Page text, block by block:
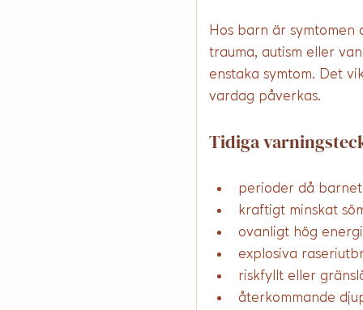
Hos barn är
trauma, autism eller
enstaka symtom. Det
vardag påverkas.
Tidiga
perioder då
kraftigt minskat
ovanligt hög
explosiva
riskfyllt eller
återkommande